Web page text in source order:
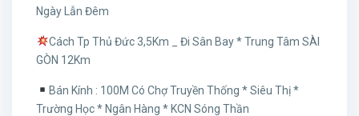
Ngày Lẫn Đêm
Cách Tp Thủ Đức 3,5Km _ Đi Sân Bay * Trung Tâm SÀI
GÒN 12Km
Bán Kính : 100M Có Chợ Truyền Thống * Siêu Thị *
Trường Học * Ngân Hàng * KCN Sóng Thần